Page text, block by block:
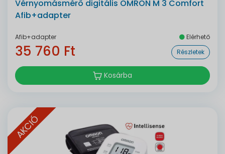
Vérnyomásmérő digitális OMRON M 3 Comfort
Afib+adapter
Afib+adapter Elérhető
35 760 Ft Részletek
Kosárba
AKCIÓ